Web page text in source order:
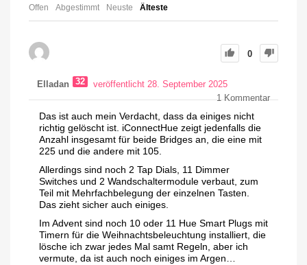
Offen Abgestimmt Neuste Älteste
0
Elladan 32
veröffentlicht 28. September 2025
1Kommentar
Das ist auch mein Verdacht, dass da einiges nicht
richtig gelöscht ist. iConnectHue zeigt jedenfalls die
Anzahl insgesamt für beide Bridges an, die eine mit
225 und die andere mit 105.
Allerdings sind noch 2 Tap Dials, 11 Dimmer
Switches und 2 Wandschaltermodule verbaut, zum
Teil mit Mehrfachbelegung der einzelnen Tasten.
Das zieht sicher auch einiges.
Im Advent sind noch 10 oder 11 Hue Smart Plugs mit
Timern für die Weihnachtsbeleuchtung installiert, die
lösche ich zwar jedes Mal samt Regeln, aber ich
vermute, da ist auch noch einiges im Argen…